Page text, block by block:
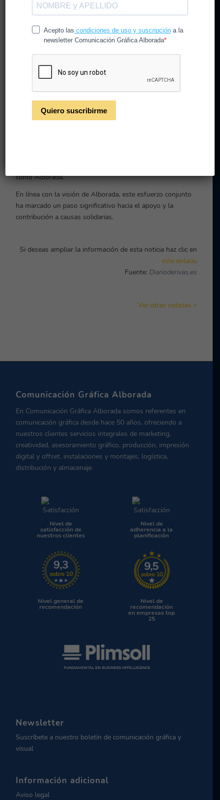
un rotundo éxito durante
su primera edición.
El propósito principalde esta iniciativa erarecaudar
fondos para la adquisición de una ambulancia destinada
al proyecto 4×4 Solidario de Rivas Sahel
Este proyecto anual tiene como objetivo enviar vehículos y
asistencia humanitaria a los campamentos de refugiados
saharauis en Tinduf, Argelia,contribuyendo así al
como Alborada.
En línea con la visión de Alborada, este esfuerzo conjunto
ha marcado un paso significativo hacia el apoyo y la
contribución a causas solidarias.
Si deseas ampliar la información de esta noticia haz clic en
este enlace.
Fuente: Diarioderivas.es
Ver otras noticias >
Comunicación Gráfica Alborada
En Comunicación Gráfica Alborada somos referentes en
comunicación gráfica desde hace 50 años, ofreciendo a
nuestros clientes servicios integrales de marketing,
creatividad, asesoramiento gráfico, producción, impresión
digital y offset, instalaciones y montajes, logística,
distribución y almacenaje
Nivel de
satisfacción de
nuestros clientes
Nivel de
adherencia a la
planificación
Nivel general de
recomendación
Nivel de
recomendación
en empresas top
25
Newsletter
Suscríbete a nuestro boletín de comunicación gráfica y
visual
Información adicional
Aviso legal